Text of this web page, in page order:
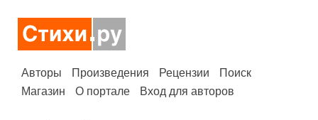
Авторы Произведения Рецензии
Поиск
Магазин
О портале Вход для авторов